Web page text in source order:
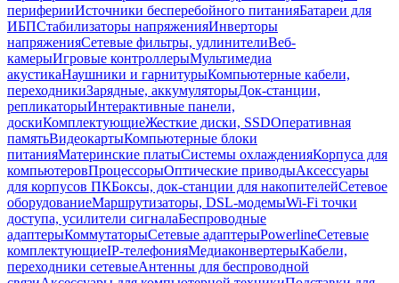
периферииИсточники бесперебойного питанияБатареи для
ИБПСтабилизаторы напряженияИнверторы
напряженияСетевые фильтры, удлинителиВеб-
камерыИгровые контроллерыМультимедиа
акустикаНаушники и гарнитурыКомпьютерные кабели,
переходникиЗарядные, аккумуляторыДок-станции,
репликаторыИнтерактивные панели,
доскиКомплектующиеЖесткие диски, SSDОперативная
памятьВидеокартыКомпьютерные блоки
питанияМатеринские платыСистемы охлажденияКорпуса для
компьютеровПроцессорыОптические приводыАксессуары
для корпусов ПКБоксы, док-станции для накопителейСетевое
оборудованиеМаршрутизаторы, DSL-модемыWi-Fi точки
доступа, усилители сигналаБеспроводные
адаптерыКоммутаторыСетевые адаптерыPowerlineСетевые
комплектующиеIP-телефонияМедиаконвертерыКабели,
переходники сетевыеАнтенны для беспроводной